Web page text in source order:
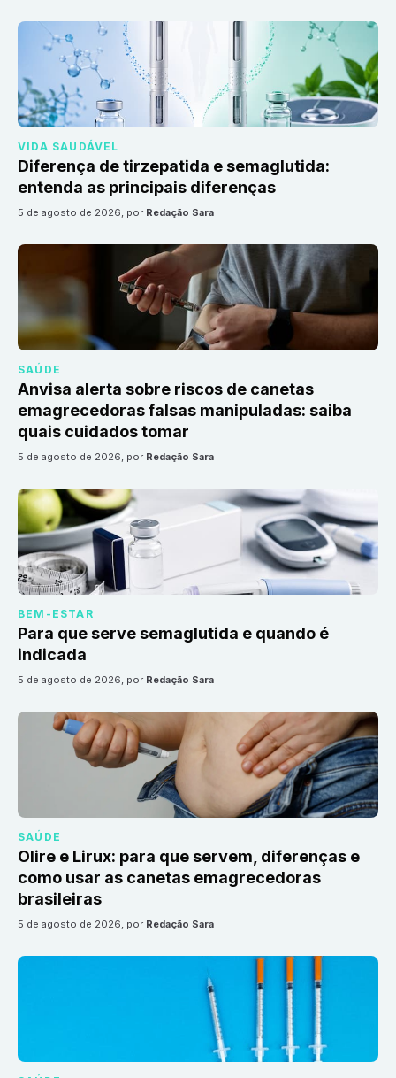
VIDA SAUDÁVEL
Diferença de tirzepatida e semaglutida:
entenda as principais diferenças
5 de agosto de 2026, por Redação Sara
SAÚDE
Anvisa alerta sobre riscos de canetas
emagrecedoras falsas manipuladas: saiba
quais cuidados tomar
5 de agosto de 2026, por Redação Sara
BEM-ESTAR
Para que serve semaglutida e quando é
indicada
5 de agosto de 2026, por Redação Sara
SAÚDE
Olire e Lirux: para que servem, diferenças e
como usar as canetas emagrecedoras
brasileiras
5 de agosto de 2026, por Redação Sara